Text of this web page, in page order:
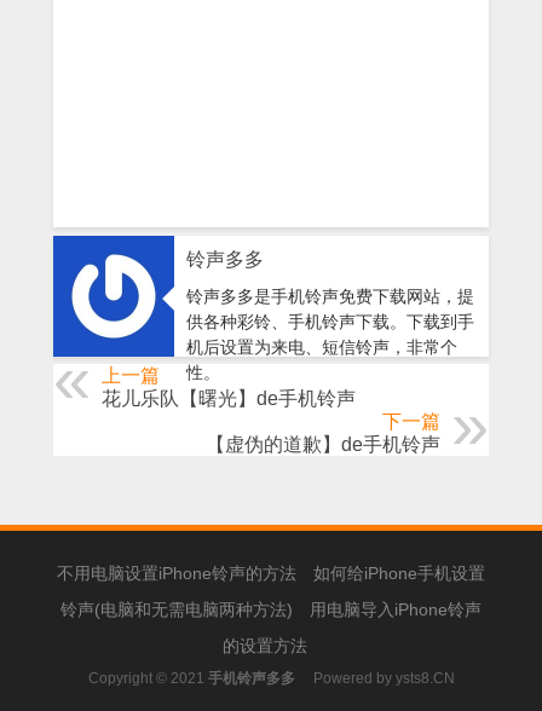
铃声多多
铃声多多是手机铃声免费下载网站，提
供各种彩铃、手机铃声下载。下载到手
机后设置为来电、短信铃声，非常个
性。
上一篇
花儿乐队【曙光】de手机铃声
下一篇
【虚伪的道歉】de手机铃声
不用电脑设置iPhone铃声的方法
如何给iPhone手机设置
铃声(电脑和无需电脑两种方法)
用电脑导入iPhone铃声
的设置方法
Copyright © 2021 手机铃声多多 Powered by ysts8.CN